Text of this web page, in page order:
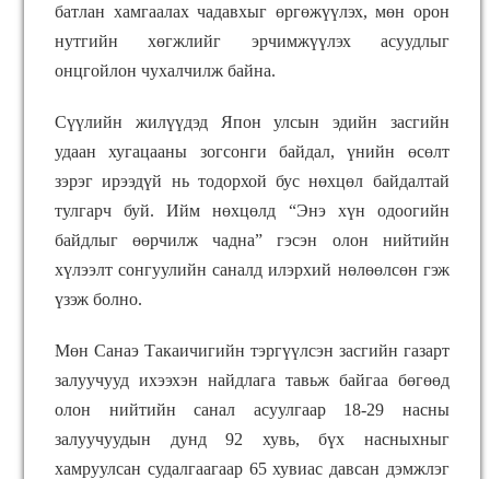
батлан хамгаалах чадавхыг өргөжүүлэх, мөн орон
нутгийн хөгжлийг эрчимжүүлэх асуудлыг
онцгойлон чухалчилж байна.
Сүүлийн жилүүдэд Япон улсын эдийн засгийн
удаан хугацааны зогсонги байдал, үнийн өсөлт
зэрэг ирээдүй нь тодорхой бус нөхцөл байдалтай
тулгарч буй. Ийм нөхцөлд “Энэ хүн одоогийн
байдлыг өөрчилж чадна” гэсэн олон нийтийн
хүлээлт сонгуулийн саналд илэрхий нөлөөлсөн гэж
үзэж болно.
Мөн Санаэ Такаичигийн тэргүүлсэн засгийн газарт
залуучууд ихээхэн найдлага тавьж байгаа бөгөөд
олон нийтийн санал асуулгаар 18-29 насны
залуучуудын дунд 92 хувь, бүх насныхныг
хамруулсан судалгаагаар 65 хувиас давсан дэмжлэг